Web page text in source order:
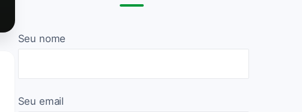
Seu nome
Seu email